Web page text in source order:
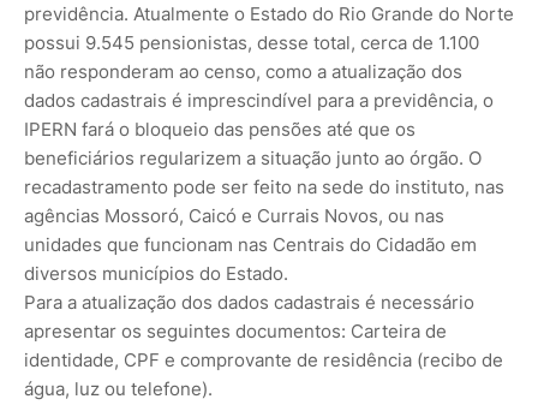
previdência. Atualmente o Estado do Rio Grande do Norte
possui 9.545 pensionistas, desse total, cerca de 1.100
não responderam ao censo, como a atualização dos
dados cadastrais é imprescindível para a previdência, o
IPERN fará o bloqueio das pensões até que os
beneficiários regularizem a situação junto ao órgão. O
recadastramento pode ser feito na sede do instituto, nas
agências Mossoró, Caicó e Currais Novos, ou nas
unidades que funcionam nas Centrais do Cidadão em
diversos municípios do Estado.
Para a atualização dos dados cadastrais é necessário
apresentar os seguintes documentos: Carteira de
identidade, CPF e comprovante de residência (recibo de
água, luz ou telefone).